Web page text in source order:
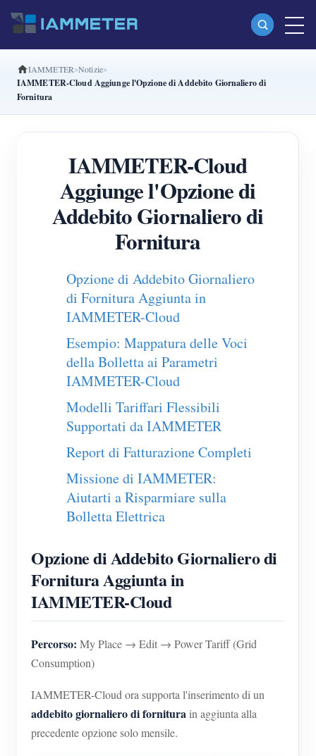
Prodotti
Misuratore di energia Wi-Fi split-phase (WEM2067)
Misuratore di energia Wi-Fi trifase (WEM3080T)
Misuratore di energia Wi-Fi trifase (WEM3046T)
Misuratore di energia Wi-Fi trifase (WEM3050T)
Controller di potenza WiFi
Servizio self-hosting
Caricatore EV
Simulatore IAMMETER
Misuratore virtuale
Sistema di previsione e simulazione energetica
Applicazioni
Monitor energetico per sistema solare FV
Monitor del consumo elettrico
Sistema di controllo del riscaldatore FV
Monitoraggio energetico della fabbrica
Negozio
Risorse
Guida rapida del prodotto
Video tutorial
FAQ
Notizie
Blog
Community
Programma contributori
Centro contributori
Attività IAMMETER
App Store
Classifica FV
Soluzioni
Contatto
Chi siamo
IAMMETER Notizie
IAMMETER-Cloud Aggiunge l'Opzione di Addebito Giornaliero di
Fornitura
IAMMETER-Cloud
Aggiunge l'Opzione di
Addebito Giornaliero di
Fornitura
Opzione di Addebito Giornaliero
di Fornitura Aggiunta in
IAMMETER-Cloud
Esempio: Mappatura delle Voci
della Bolletta ai Parametri
IAMMETER-Cloud
Modelli Tariffari Flessibili
Supportati da IAMMETER
Report di Fatturazione Completi
Missione di IAMMETER:
Aiutarti a Risparmiare sulla
Bolletta Elettrica
Opzione di Addebito Giornaliero di
Fornitura Aggiunta in
IAMMETER-Cloud
Percorso: My Place → Edit → Power Tariff (Grid
Consumption)
IAMMETER-Cloud ora supporta l'inserimento di un
addebito giornaliero di forniturain aggiunta alla
precedente opzione solo mensile.